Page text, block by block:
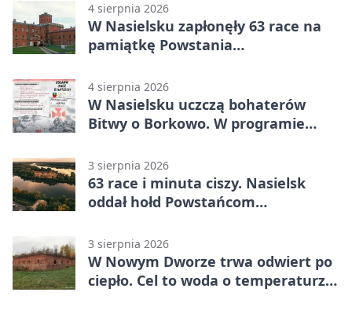
4 sierpnia 2026
W Nasielsku zapłonęły 63 race na
pamiątkę Powstania
4 sierpnia 2026
W Nasielsku uczczą bohaterów
Bitwy o Borkowo. W programie
3 sierpnia 2026
63 race i minuta ciszy. Nasielsk
oddał hołd Powstańcom
3 sierpnia 2026
W Nowym Dworze trwa odwiert po
ciepło. Cel to woda o temperaturze